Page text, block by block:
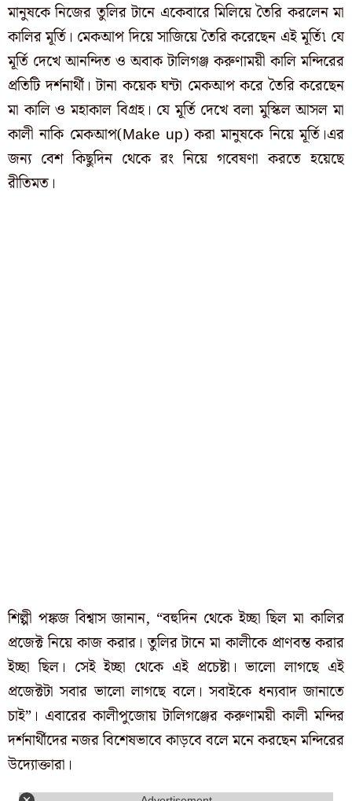
মানুষকে নিজের তুলির টানে একেবারে মিলিয়ে তৈরি করলেন মা
কালির মূর্তি। মেকআপ দিয়ে সাজিয়ে তৈরি করেছেন এই মূর্তি৷ যে
মূর্তি দেখে আনন্দিত ও অবাক টালিগঞ্জ করুণাময়ী কালি মন্দিরের
প্রতিটি দর্শনার্থী। টানা কয়েক ঘন্টা মেকআপ করে তৈরি করেছেন
মা কালি ও মহাকাল বিগ্রহ। যে মূর্তি দেখে বলা মুস্কিল আসল মা
কালী নাকি মেকআপ(Make up) করা মানুষকে নিয়ে মূর্তি।এর
জন্য বেশ কিছুদিন থেকে রং নিয়ে গবেষণা করতে হয়েছে
রীতিমত।
শিল্পী পঙ্কজ বিশ্বাস জানান, “বহুদিন থেকে ইচ্ছা ছিল মা কালির
প্রজেক্ট নিয়ে কাজ করার। তুলির টানে মা কালীকে প্রাণবন্ত করার
ইচ্ছা ছিল। সেই ইচ্ছা থেকে এই প্রচেষ্টা। ভালো লাগছে এই
প্রজেক্টটা সবার ভালো লাগছে বলে। সবাইকে ধন্যবাদ জানাতে
চাই”। এবারের কালীপুজোয় টালিগঞ্জের করুণাময়ী কালী মন্দির
দর্শনার্থীদের নজর বিশেষভাবে কাড়বে বলে মনে করছেন মন্দিরের
উদ্যোক্তারা।